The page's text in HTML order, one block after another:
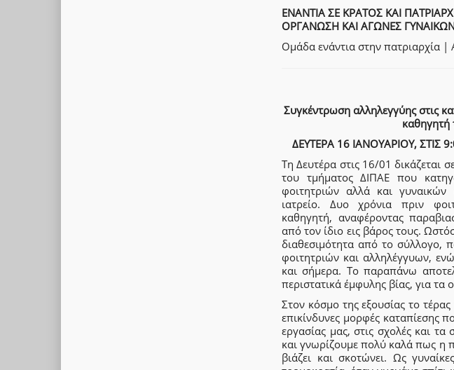
ΕΝΑΝΤΙΑ ΣΕ ΚΡΑΤΟΣ ΚΑΙ
ΟΡΓΑΝΩΣΗ ΚΑΙ ΑΓΩΝΕΣ
Ομάδα ενάντια στην πατριαρχία
Συγκέντρωση αλληλεγγύης στις
καθηγητή
ΔΕΥΤΕΡΑ 16 ΙΑΝΟΥΑΡΙΟΥ, ΣΤΙΣ
Τη Δευτέρα στις 16/01 δικάζεται
του τμήματος ΔΙΠΑΕ που
φοιτητριών αλλά και
ιατρείο. Δυο χρόνια πριν
καθηγητή, αναφέροντας
από τον ίδιο εις βάρος τους.
διαθεσιμότητα από το σύλλογο,
φοιτητριών και αλληλέγγυων,
και σήμερα. Το παραπάνω
περιστατικά έμφυλης βίας, για
Στον κόσμο της εξουσίας το
επικίνδυνες μορφές καταπίεσης
εργασίας μας, στις σχολές και
και γνωρίζουμε πολύ καλά πως η
βιάζει και σκοτώνει. Ως